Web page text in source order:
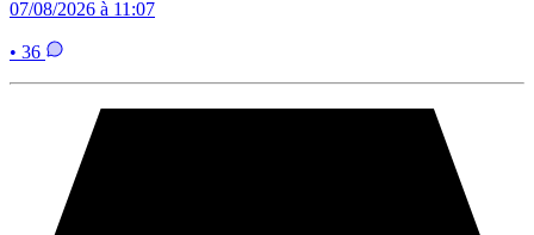
07/08/2026 à 11:07
• 36